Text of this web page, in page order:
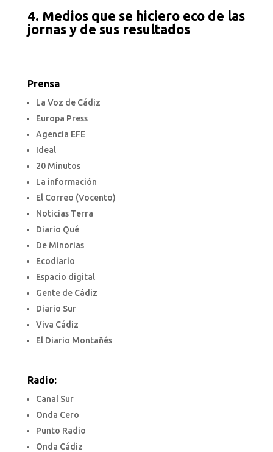
4. Medios que se hiciero eco de las
jornas y de sus resultados
Prensa
La Voz de Cádiz
Europa Press
Agencia EFE
Ideal
20 Minutos
La información
El Correo (Vocento)
Noticias Terra
Diario Qué
De Minorias
Ecodiario
Espacio digital
Gente de Cádiz
Diario Sur
Viva Cádiz
El Diario Montañés
Radio:
Canal Sur
Onda Cero
Punto Radio
Onda Cádiz